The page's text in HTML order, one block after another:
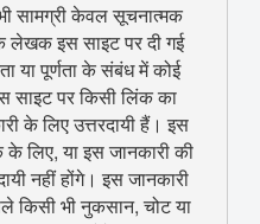
सामग्री केवल सूचनात्मक
लेखक इस साइट पर दी गई
या पूर्णता के संबंध में कोई
साइट पर किसी लिंक का
के लिए उत्तरदायी हैं। इस
लिए, या इस जानकारी की
नहीं होंगे। इस जानकारी
किसी भी नुकसान, चोट या